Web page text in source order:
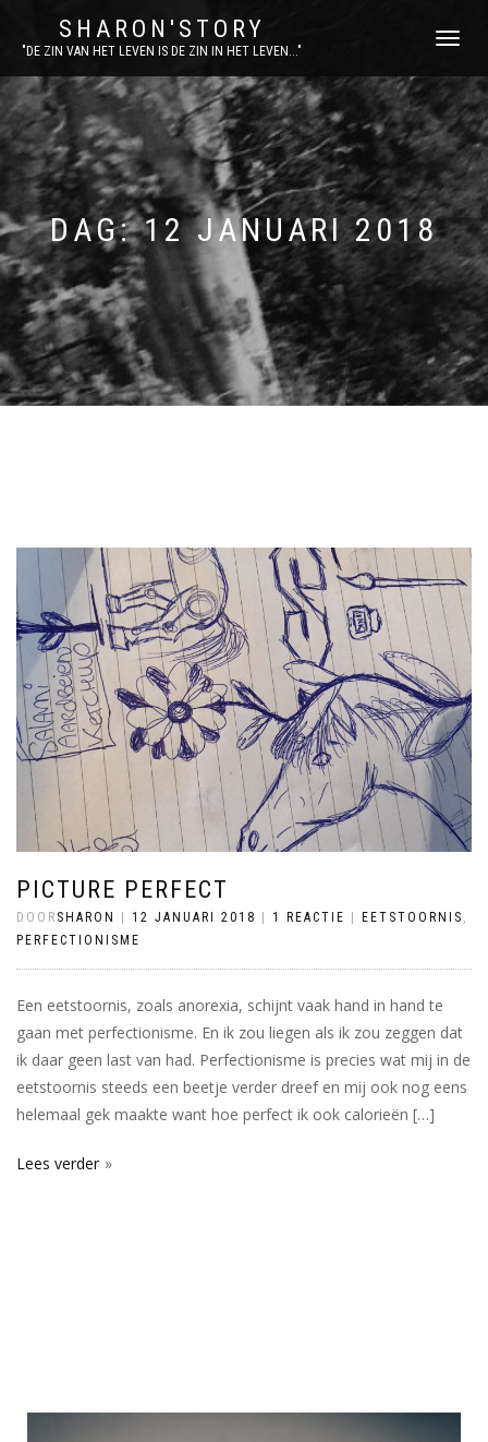
SHARON'STORY
"DE ZIN VAN HET LEVEN IS DE ZIN IN HET LEVEN..."
SCHAKEL
MENU
DAG:12 JANUARI 2018
PICTURE PERFECT
DOOR SHARON | 12 JANUARI 2018 | 1 REACTIE | EETSTOORNIS
PERFECTIONISME
Een eetstoornis, zoals anorexia, schijnt vaak hand in hand te
gaan met perfectionisme. En ik zou liegen als ik zou zeggen dat
ik daar geen last van had. Perfectionisme is precies wat mij in de
eetstoornis steeds een beetje verder dreef en mij ook nog eens
helemaal gek maakte want hoe perfect ik ook calorieën […]
Lees verder